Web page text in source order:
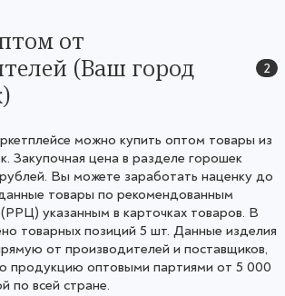
от
(Ваш город
2
можно купить оптом товары из
Закупочная цена в разделе горошек
Вы можете заработать наценку до
товары по рекомендованным
указанным в карточках товаров. В
товарных позиций 5 шт. Данные изделия
от производителей и поставщиков,
продукцию оптовыми партиями от 5 000
по всей стране.